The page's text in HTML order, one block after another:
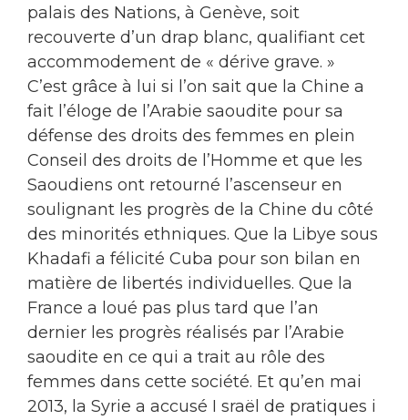
palais des Nations, à Genève, soit
recouverte d’un drap blanc, qualifiant cet
accommodement de « dérive grave. »
C’est grâce à lui si l’on sait que la Chine a
fait l’éloge de l’Arabie saoudite pour sa
défense des droits des femmes en plein
Conseil des droits de l’Homme et que les
Saoudiens ont retourné l’ascenseur en
soulignant les progrès de la Chine du côté
des minorités ethniques. Que la Libye sous
Khadafi a félicité Cuba pour son bilan en
matière de libertés individuelles. Que la
France a loué pas plus tard que l’an
dernier les progrès réalisés par l’Arabie
saoudite en ce qui a trait au rôle des
femmes dans cette société. Et qu’en mai
2013, la Syrie a accusé I sraël de pratiques i